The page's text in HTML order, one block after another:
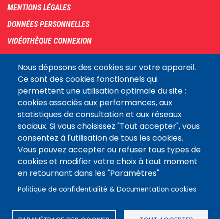
Nous déposons des cookies sur votre appareil.
Ce sont des cookies fonctionnels qui
permettent une utilisation optimale du site :
cookies associés aux performances, aux
statistiques de consultation et aux réseaux
sociaux. Si vous choisissez "Tout accepter", vous
consentez à l'utilisation de tous les cookies.
Vous pouvez accepter ou refuser tous types de
cookies et modifier votre choix à tout moment
en retournant dans les "Paramètres"
Politique de confidentialité & Documentation cookies
menu
MENTIONS LÉGALES
DONNÉES PERSONNELLES
VIDÉOTHÈQUE CONNEXION
COOKIES
Assemblée
nationaleLE SITE DE L’ASSEMBLÉE NATIONALE
Suivez-nous